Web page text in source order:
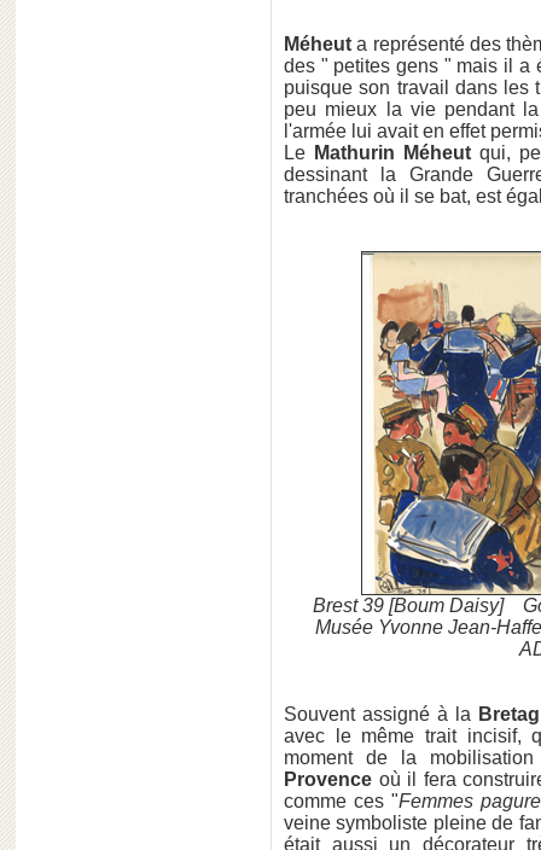
Méheut a représenté des
des " petites gens " mais il a
puisque son travail dans les
peu mieux la vie pendant
l'armée lui avait en effet
Le Mathurin Méheutqui,
dessinant la Grande
tranchées où il se bat, est
Brest 39 [Boum Daisy]
Musée Yvonne Jean-
Souvent assigné à la
avec le même trait incisif,
moment de la
Provence où il fera
comme ces "Femmes
veine symboliste pleine de
était aussi un décorateur